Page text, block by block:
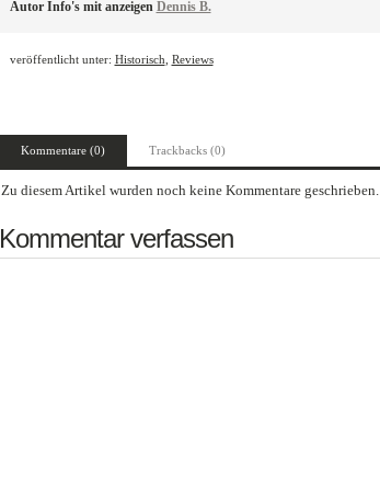
Autor Info's mit anzeigen Dennis B.
veröffentlicht unter: Historisch Reviews
Kommentare (0) Trackbacks (0)
Zu diesem Artikel wurden noch keine Kommentare geschrieben.
Kommentar verfassen